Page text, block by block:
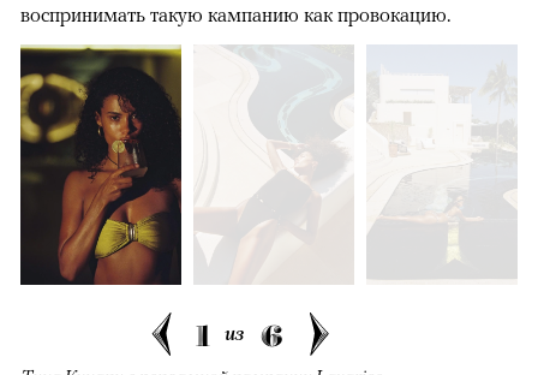
воспринимать такую кампанию как провокацию.
1 из 6